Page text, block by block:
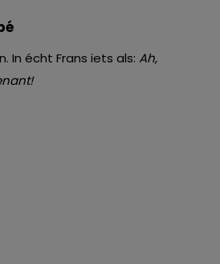
In écht Frans iets als: Ah,